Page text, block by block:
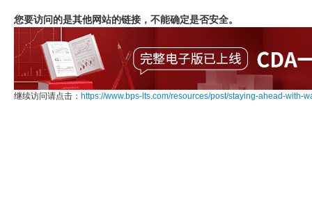
您要访问的是其他网站的链接，不能确定是否安全。
继续访问请点击： https://www.bps-lts.com/resources/post/staying-ahead-with-